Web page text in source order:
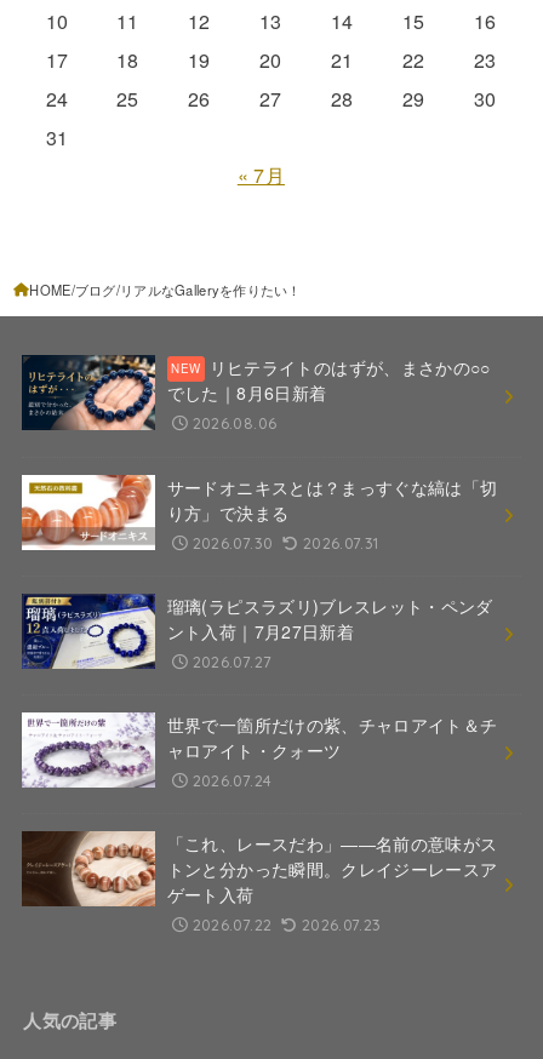
10
11 12 13 14 15
16
17
18 19 20 21 22
23
24
25 26 27 28 29
30
31
« 7月
HOME ブログ リアルなGalleryを作りたい！
リヒテライトのはずが、まさかの○○
でした｜8月6日新着
2026.08.06
サードオニキスとは？まっすぐな縞は「切
り方」で決まる
2026.07.30 2026.07.31
瑠璃(ラピスラズリ)ブレスレット・ペンダ
ント入荷｜7月27日新着
2026.07.27
世界で一箇所だけの紫、チャロアイト＆チ
ャロアイト・クォーツ
2026.07.24
「これ、レースだわ」――名前の意味がス
トンと分かった瞬間。クレイジーレースア
ゲート入荷
2026.07.22 2026.07.23
人気の記事